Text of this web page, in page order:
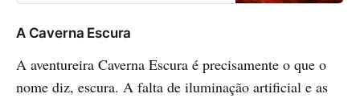
Home to the 360-million-year-old
rock formations, the 31 km-long
Thien Duong Cave is the longest
and the most beautiful cave in
A Caverna Escura
A aventureira Caverna Escura é precisamente o que o
nome diz, escura. A falta de iluminação artificial e as